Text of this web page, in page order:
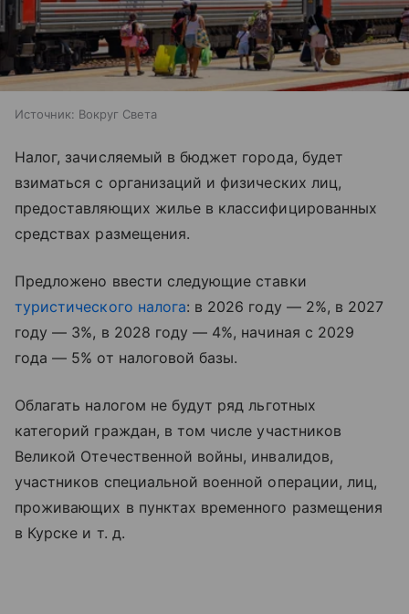
Источник: Вокруг Света
Налог, зачисляемый в бюджет города, будет
взиматься с организаций и физических лиц,
предоставляющих жилье в классифицированных
средствах размещения.
Предложено ввести следующие ставки
туристического налога: в 2026 году — 2%, в 2027
году — 3%, в 2028 году — 4%, начиная с 2029
года — 5% от налоговой базы.
Облагать налогом не будут ряд льготных
категорий граждан, в том числе участников
Великой Отечественной войны, инвалидов,
участников специальной военной операции, лиц,
проживающих в пунктах временного размещения
в Курске и т. д.